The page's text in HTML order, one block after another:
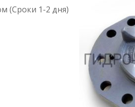
(Сроки 1-2 дня)